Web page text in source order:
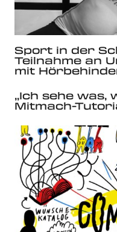
Sport in der
Teilnahme an
mit
„Ich sehe was,
Mitmach-